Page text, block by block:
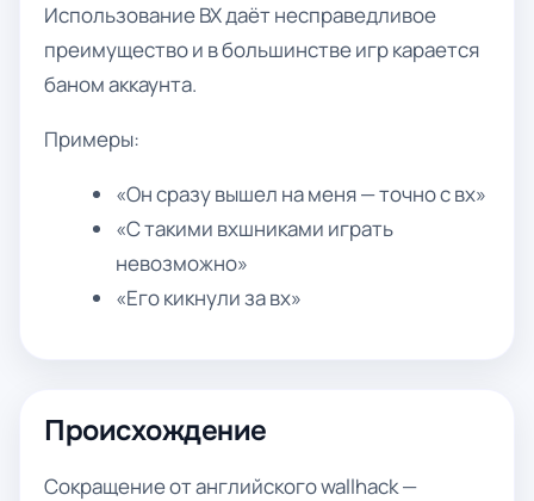
Использование ВХ даёт несправедливое
преимущество и в большинстве игр карается
баном аккаунта.
Примеры:
«Он сразу вышел на меня — точно с вх»
«С такими вхшниками играть
невозможно»
«Его кикнули за вх»
Происхождение
Сокращение от английского wallhack —